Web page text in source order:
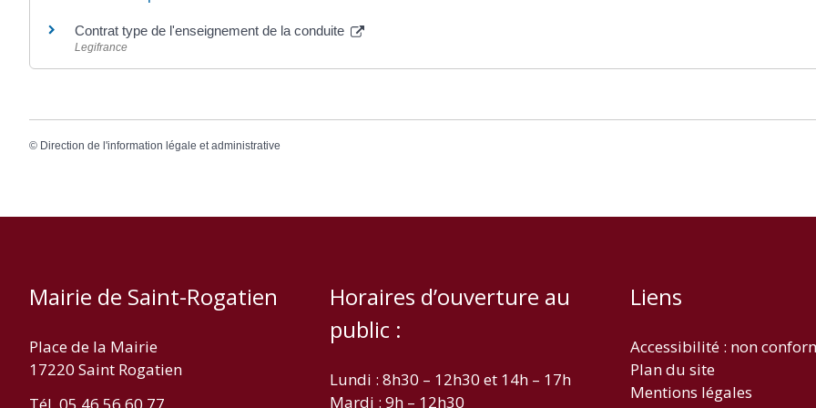
Contrat type de l'enseignement de la conduite
Legifrance
© Direction de l'information légale et administrative
Mairie de Saint-Rogatien
Place de la Mairie
17220 Saint Rogatien
Tél. 05 46 56 60 77
Horaires d’ouverture au
public :
Lundi : 8h30 – 12h30 et 14h – 17h
Mardi : 9h – 12h30
Liens
Accessibilité : non
Plan du site
Mentions légales